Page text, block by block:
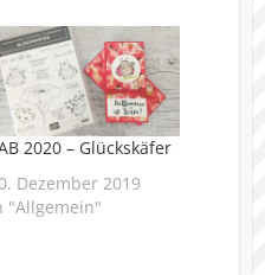
2020 – Glückskäfer
Dezember 2019
"Allgemein"